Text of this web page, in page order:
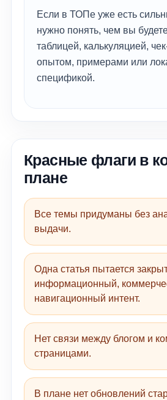
Если в ТОПе уже есть
нужно понять, чем вы
таблицей, калькуляцией,
опытом, примерами или
спецификой.
Красные флаги в
плане
Все темы придуманы без
выдачи.
Одна статья пытается
информационный,
навигационный интент.
Нет связи между блогом и
страницами.
В плане нет обновлений